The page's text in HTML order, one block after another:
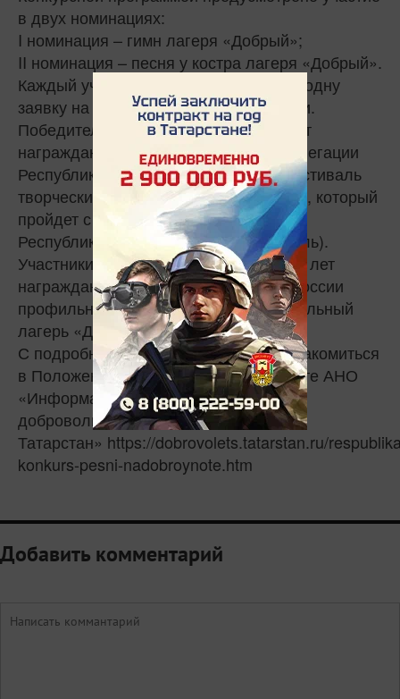
в двух номинациях:
I номинация – гимн лагеря «Добрый»;
II номинация – песня у костра лагеря «Добрый».
Каждый участник имеет право подать одну
заявку на участие в каждой номинации.
Победители в возрасте от 18 до 35 лет
награждаются поездкой в составе делегации
Республики Татарстан на главный фестиваль
творческих сообществ «Таврида.АРТ», который
пройдет с 12 по 16 июля 2022 года в
Республике Крым (Судак, бухта Капсель).
Участники младше 18 лет и старше 35 лет
награждаются поездкой в первый в России
профильный молодежный оздоровительный
лагерь «Добрый».
С подробностями конкурса можно ознакомиться
в Положении, опубликованном на сайте АНО
«Информационно-ресурсный центр
добровольчества Республики
Татарстан» https://dobrovolets.tatarstan.ru/
konkurs-pesni-nadobroynote.htm
Добавить комментарий